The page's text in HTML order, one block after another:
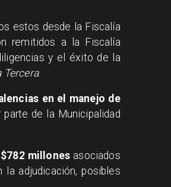
estos desde la Fiscalía
remitidos a la Fiscalía
y el éxito de la
Tercera.
en el manejo de
parte de la Municipalidad
millones asociados
la adjudicación, posibles